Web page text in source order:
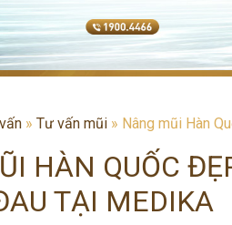
» Tư vấn mũi » Nâng mũi Hàn
HÀN QUỐC
TẠI MEDIKA